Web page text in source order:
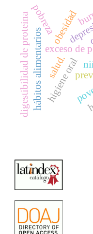
exceso de
obesidad
higiene oral
hábitos alimentarios
digestibilidad de proteínapobreza
salud.